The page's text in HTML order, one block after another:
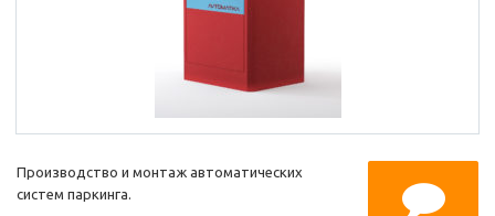
Производство и монтаж автоматических
систем паркинга.